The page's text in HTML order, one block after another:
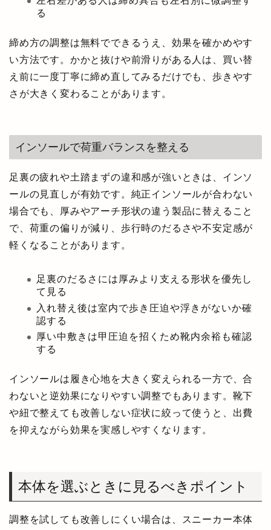
る
締め方の調整は無料でできるうえ、効果を確かめやす
い方法です。かかと抜けや前滑りがある人は、買い替
え前に一度丁寧に締め直してみるだけでも、歩きやす
さが大きく変わることがあります。
インソールで荷重バランスを整える
足裏の疲れや土踏まずの違和感が強いときは、インソ
ールの見直しが有効です。純正インソールが合わない
場合でも、厚みやアーチ形状の違う製品に替えること
で、荷重の偏りが減り、歩行時のだるさや不安定感が
軽くなることがあります。
足裏のだるさには厚みより支える形状を優先し
て見る
入れ替え後は室内で歩き圧迫や浮きがないか確
認する
厚い中敷きは甲圧迫を招くため靴内余裕も確認
する
インソールは履き心地を大きく変えられる一方で、合
わないと逆効果になりやすい調整でもあります。靴下
や紐で整えても改善しない症状に絞って使うと、出費
を抑えながら効果を実感しやすくなります。
本体を選ぶときに見るべきポイント
調整を試しても改善しにくい場合は、スニーカー本体